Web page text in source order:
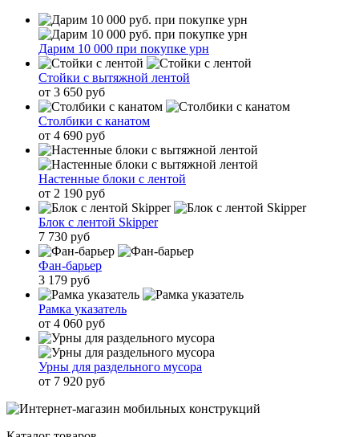
Дарим 10 000 при покупке урн
Стойки с вытяжной лентой
от 3 650 руб
Столбики с канатом
от 4 690 руб
Настенные блоки с лентой
от 2 190 руб
Блок с лентой Skipper
7 730 руб
Фан-барьер
3 179 руб
Рамка указатель
от 4 060 руб
Урны для раздельного мусора
от 7 920 руб